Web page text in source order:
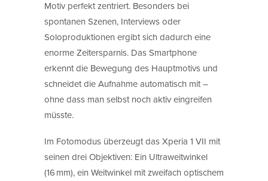
Motiv perfekt zentriert. Besonders bei
spontanen Szenen, Interviews oder
Soloproduktionen ergibt sich dadurch eine
enorme Zeitersparnis. Das Smartphone
erkennt die Bewegung des Hauptmotivs und
schneidet die Aufnahme automatisch mit –
ohne dass man selbst noch aktiv eingreifen
müsste.
Im Fotomodus überzeugt das Xperia 1 VII mit
seinen drei Objektiven: Ein Ultraweitwinkel
(16 mm), ein Weitwinkel mit zweifach optischem